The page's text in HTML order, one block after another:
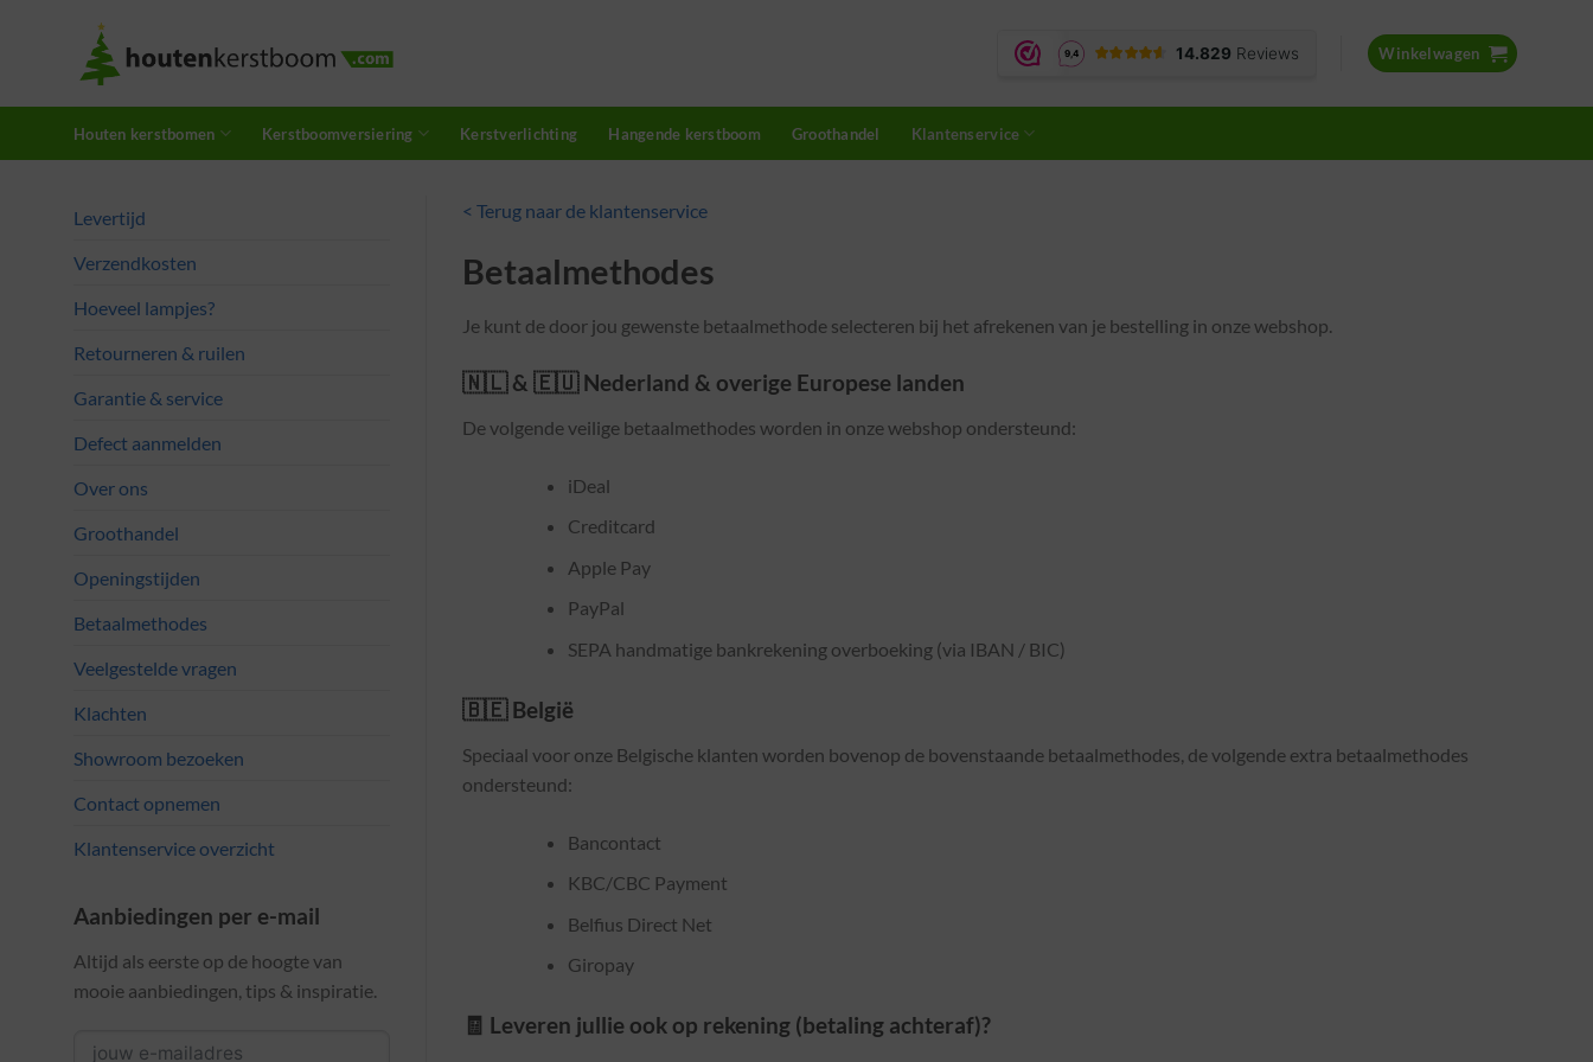
Winkelwagen
Houten kerstbomen Kerstboomversiering Kerstverlichting Hangende kerstboom Groothandel Klantenservice
< Terug naar de klantenservice
Betaalmethodes
Je kunt de door jou gewenste betaalmethode selecteren bij het afrekenen van je bestelling in onze webshop.
🇳🇱 & 🇪🇺 Nederland & overige Europese landen
De volgende veilige betaalmethodes worden in onze webshop ondersteund:
iDeal
Creditcard
Apple Pay
PayPal
SEPA handmatige bankrekening overboeking (via IBAN / BIC)
🇧🇪 België
Speciaal voor onze Belgische klanten worden bovenop de bovenstaande betaalmethodes, de volgende extra betaalmethodes
ondersteund:
Bancontact
KBC/CBC Payment
Belfius Direct Net
Giropay
🧾 Leveren jullie ook op rekening (betaling achteraf)?
Levertijd
Verzendkosten
Hoeveel lampjes?
Retourneren & ruilen
Garantie & service
Defect aanmelden
Over ons
Groothandel
Openingstijden
Betaalmethodes
Veelgestelde vragen
Klachten
Showroom bezoeken
Contact opnemen
Klantenservice overzicht
Aanbiedingen per e-mail
Altijd als eerste op de hoogte van
mooie aanbiedingen, tips & inspiratie.